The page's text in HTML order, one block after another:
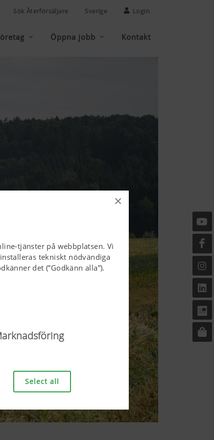
×
tjänster på webbplatsen. Vi
tekniskt nödvändiga
det (”Godkänn alla”).
korrekt visning i din
Select all
Sök Återförsäljare Sverige Login
Öppna jobb Kontakt